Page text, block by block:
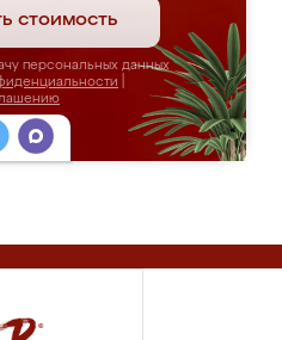
стоимость
персональных данных